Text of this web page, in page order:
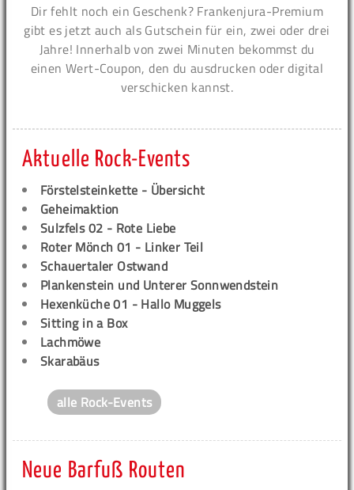
Dir fehlt noch ein Geschenk? Frankenjura-Premium
gibt es jetzt auch als Gutschein für ein, zwei oder drei
Jahre! Innerhalb von zwei Minuten bekommst du
einen Wert-Coupon, den du ausdrucken oder digital
verschicken kannst.
Aktuelle Rock-Events
Förstelsteinkette - Übersicht
Geheimaktion
Sulzfels 02 - Rote Liebe
Roter Mönch 01 - Linker Teil
Schauertaler Ostwand
Plankenstein und Unterer Sonnwendstein
Hexenküche 01 - Hallo Muggels
Sitting in a Box
Lachmöwe
Skarabäus
alle Rock-Events
Neue Barfuß Routen